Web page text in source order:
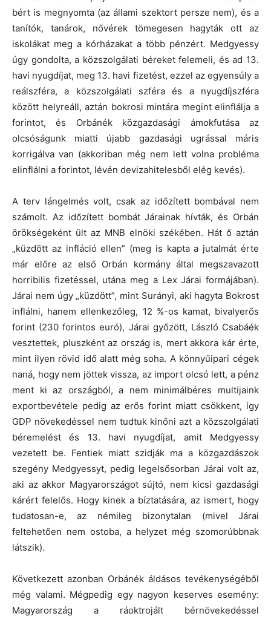
bért is megnyomta (az állami szektort persze nem), és a
tanítók, tanárok, nővérek tömegesen hagyták ott az
iskolákat meg a kórházakat a több pénzért. Medgyessy
úgy gondolta, a közszolgálati béreket felemeli, és ad 13.
havi nyugdíjat, meg 13. havi fizetést, ezzel az egyensúly a
reálszféra, a közszolgálati szféra és a nyugdíjszféra
között helyreáll, aztán bokrosi mintára megint elinflálja a
forintot, és Orbánék közgazdasági ámokfutása az
olcsóságunk miatti újabb gazdasági ugrással máris
korrigálva van (akkoriban még nem lett volna probléma
elinflálni a forintot, lévén devizahitelesből elég kevés).
A terv lángelmés volt, csak az időzített bombával nem
számolt. Az időzített bombát Járainak hívták, és Orbán
örökségeként ült az MNB elnöki székében. Hát ő aztán
„küzdött az infláció ellen” (meg is kapta a jutalmát érte
már előre az első Orbán kormány által megszavazott
horribilis fizetéssel, utána meg a Lex Járai formájában).
Járai nem úgy „küzdött”, mint Surányi, aki hagyta Bokrost
inflálni, hanem ellenkezőleg, 12 %-os kamat, bivalyerős
forint (230 forintos euró), Járai győzött, László Csabáék
vesztettek, pluszként az ország is, mert akkora kár érte,
mint ilyen rövid idő alatt még soha. A könnyűipari cégek
naná, hogy nem jöttek vissza, az import olcsó lett, a pénz
ment ki az országból, a nem minimálbéres multijaink
exportbevétele pedig az erős forint miatt csökkent, így
GDP növekedéssel nem tudtuk kinőni azt a közszolgálati
béremelést és 13. havi nyugdíjat, amit Medgyessy
vezetett be. Fentiek miatt szidják ma a közgazdászok
szegény Medgyessyt, pedig legelsősorban Járai volt az,
aki az akkor Magyarországot sújtó, nem kicsi gazdasági
kárért felelős. Hogy kinek a bíztatására, az ismert, hogy
tudatosan-e, az némileg bizonytalan (mivel Járai
feltehetően nem ostoba, a helyzet még szomorúbbnak
látszik).
Következett azonban Orbánék áldásos tevékenységéből
még valami. Mégpedig egy nagyon keserves esemény:
Magyarország a ráoktrojált bérnövekedéssel